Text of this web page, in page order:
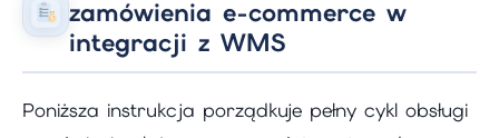
zamówienia e-commerce w
integracji z WMS
Poniższa instrukcja porządkuje pełny cykl obsługi